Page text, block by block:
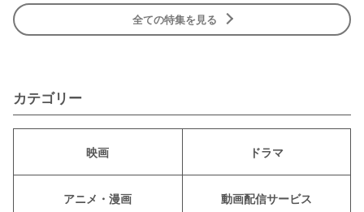
全ての特集を見る
カテゴリー
映画 ドラマ
アニメ・漫画 動画配信サービス